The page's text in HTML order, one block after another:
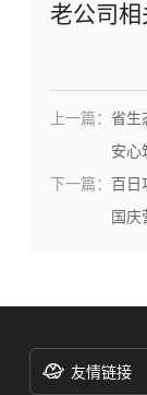
老公司相
上一篇： 省生
安心
下一篇： 百日
国庆
友情链接